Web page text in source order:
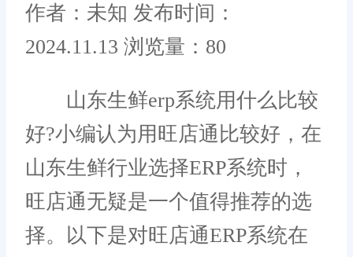
作者：未知 发布时间：
2024.11.13 浏览量：80
山东生鲜erp系统用什么比较
好?小编认为用旺店通比较好，在
山东生鲜行业选择ERP系统时，
旺店通无疑是一个值得推荐的选
择。以下是对旺店通ERP系统在